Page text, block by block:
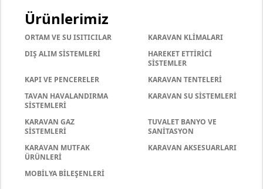
Ürünlerimiz
ORTAM VE SU ISITICILAR
KARAVAN KLİMALARI
DIŞ ALIM SİSTEMLERİ
HAREKET ETTİRİCİ
SİSTEMLER
KAPI VE PENCERELER
KARAVAN TENTELERİ
TAVAN HAVALANDIRMA
SİSTEMLERİ
KARAVAN SU SİSTEMLERİ
KARAVAN GAZ
SİSTEMLERİ
TUVALET BANYO VE
SANİTASYON
KARAVAN MUTFAK
ÜRÜNLERİ
KARAVAN AKSESUARLARI
MOBİLYA BİLEŞENLERİ